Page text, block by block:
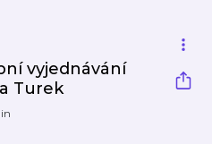
vyjednávání
Turek